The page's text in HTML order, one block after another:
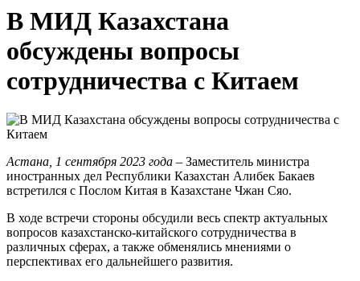
В МИД Казахстана
обсуждены вопросы
сотрудничества с Китаем
Астана, 1 сентября 2023 года – Заместитель министра
иностранных дел Республики Казахстан Алибек Бакаев
встретился с Послом Китая в Казахстане Чжан Сяо.
В ходе встречи стороны обсудили весь спектр актуальных
вопросов казахстанско-китайского сотрудничества в
различных сферах, а также обменялись мнениями о
перспективах его дальнейшего развития.